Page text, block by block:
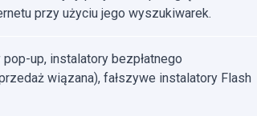
przy użyciu jego wyszukiwarek.
up, instalatory bezpłatnego
wiązana), fałszywe instalatory Flash